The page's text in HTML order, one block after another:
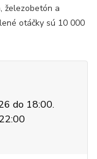
železobetón a
otáčky sú 10 000
do 18:00.